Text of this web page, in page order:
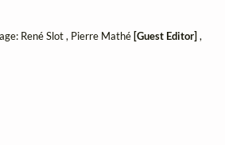
René Slot , Pierre Mathé [Guest Editor] ,